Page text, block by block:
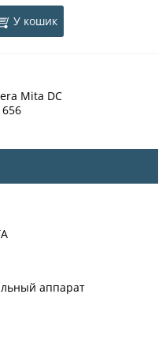
У кошик
Mita DC
аппарат